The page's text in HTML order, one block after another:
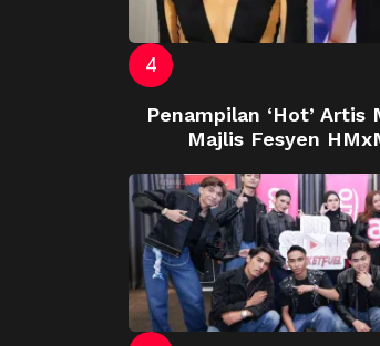
Penampilan ‘Hot’ Artis
Majlis Fesyen